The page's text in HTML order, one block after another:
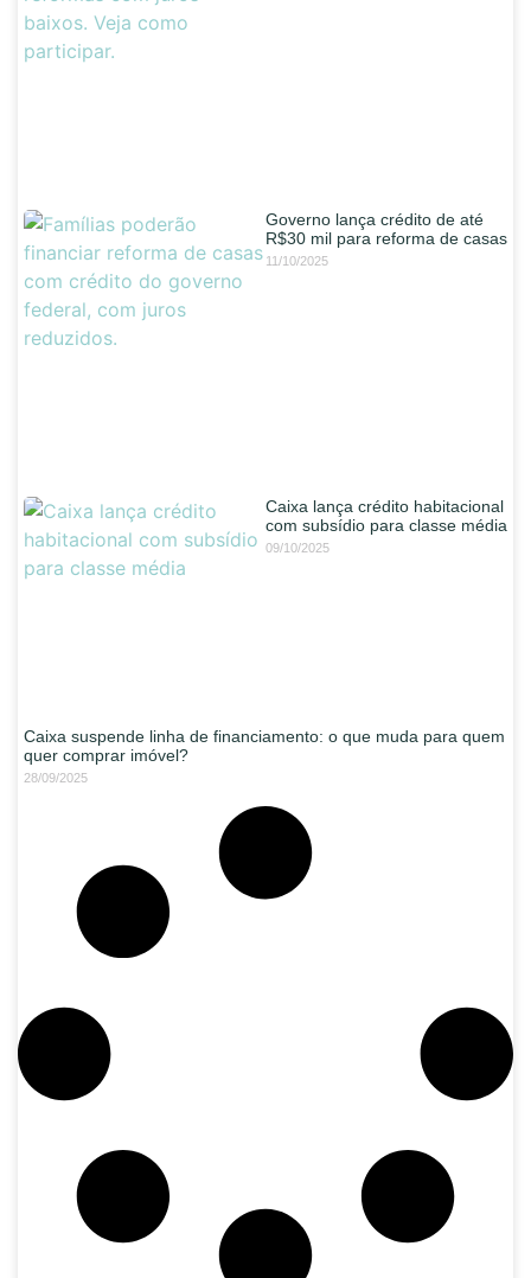
Governo lança crédito de até
R$30 mil para reforma de casas
11/10/2025
Caixa lança crédito habitacional
com subsídio para classe média
09/10/2025
Caixa suspende linha de financiamento: o que muda para quem
quer comprar imóvel?
28/09/2025